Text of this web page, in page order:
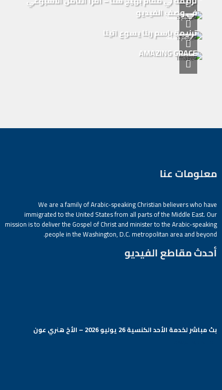
في وصف الفيديو
ترانيم كنيسة
ترنيمة باسم ربنا يسوع اتينا
ترانيم كنيسة
AMAZING GRACE
معلومات عنا
We are a family of Arabic-speaking Christian believers who have
immigrated to the United States from all parts of the Middle East. Our
mission is to deliver the Gospel of Christ and minister to the Arabic-speaking
people in the Washington, D.C. metropolitan area and beyond.
أحدث مقاطع الفيديو
بث مباشر لخدمة الأحد الكنسية 26 يوليو 2026 – الأخ هنري عون